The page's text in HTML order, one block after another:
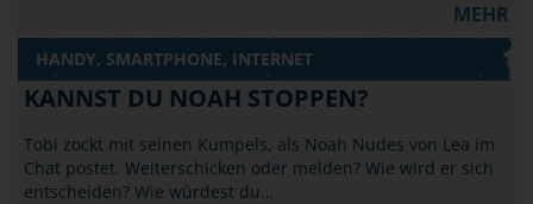
MEHR
HANDY, SMARTPHONE, INTERNET
KANNST DU NOAH STOPPEN?
Tobi zockt mit seinen Kumpels, als Noah Nudes von Lea im
Chat postet. Weiterschicken oder melden? Wie wird er sich
entscheiden? Wie würdest du…